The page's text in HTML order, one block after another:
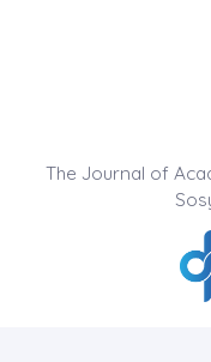
The Journal of